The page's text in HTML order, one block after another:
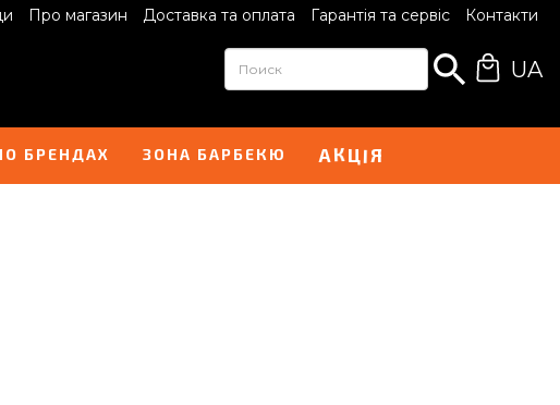
Про магазин Доставка та оплата Гарантія та сервіс Контакти
UA
БРЕНДАХ ЗОНА БАРБЕКЮ АКЦІЯ